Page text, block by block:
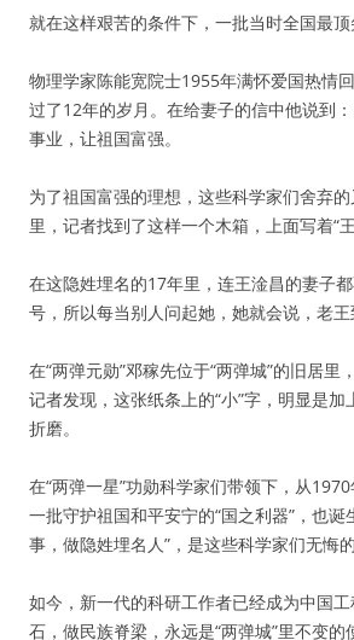
就在这样艰苦的条件下，一批当时全国最
物理学家陈能宽院士1955年满怀爱国热情
过了12年的岁月。在给妻子的信中他说到
事业，让祖国富强。
为了祖国富强的理想，这些科学家们舍弃
里，记者找到了这样一个木箱，上面写着“
在这隐姓埋名的17年里，连王淦昌的妻子
号，所以每当别人问起她，她就会说，老王
在“两弹元勋”邓稼先位于“两弹城”的旧居里
记者发现，这张纸条上的“小”字，明显是
折磨。
在“两弹一星”功勋科学家们带领下，从
一批守护祖国和平安宁的“国之利器”，也
事，做隐姓埋名人”，是这些科学家们无悔的
如今，新一代的科研工作者已经成为中国
石，做民族脊梁，永远是“两弹城”里不变的